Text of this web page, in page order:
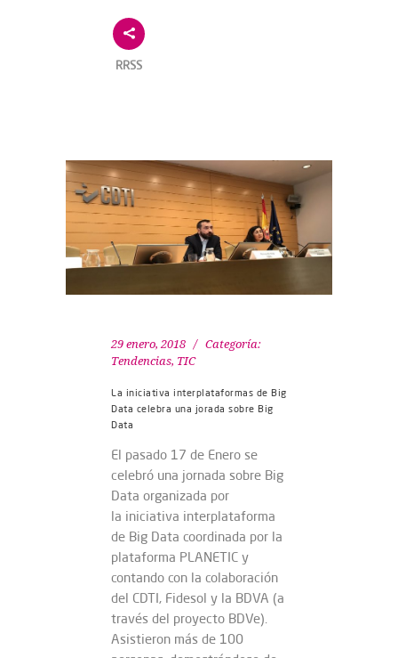
RRSS
29 enero, 2018
Categoría:
Tendencias, TIC
La iniciativa interplataformas de Big
Data celebra una jorada sobre Big
Data
El pasado 17 de Enero se
celebró una jornada sobre Big
Data organizada por
la iniciativa interplataforma
de Big Data coordinada por la
plataforma PLANETIC y
contando con la colaboración
del CDTI, Fidesol y la BDVA (a
través del proyecto BDVe).
Asistieron más de 100